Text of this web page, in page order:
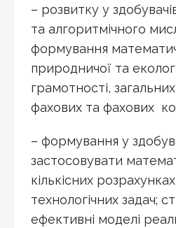
– розвитку у
та алгоритмічного
формування
природничої та
грамотності,
фахових та фахових
– формування у
застосовувати
кількісних
технологічних задач;
ефективні моделі